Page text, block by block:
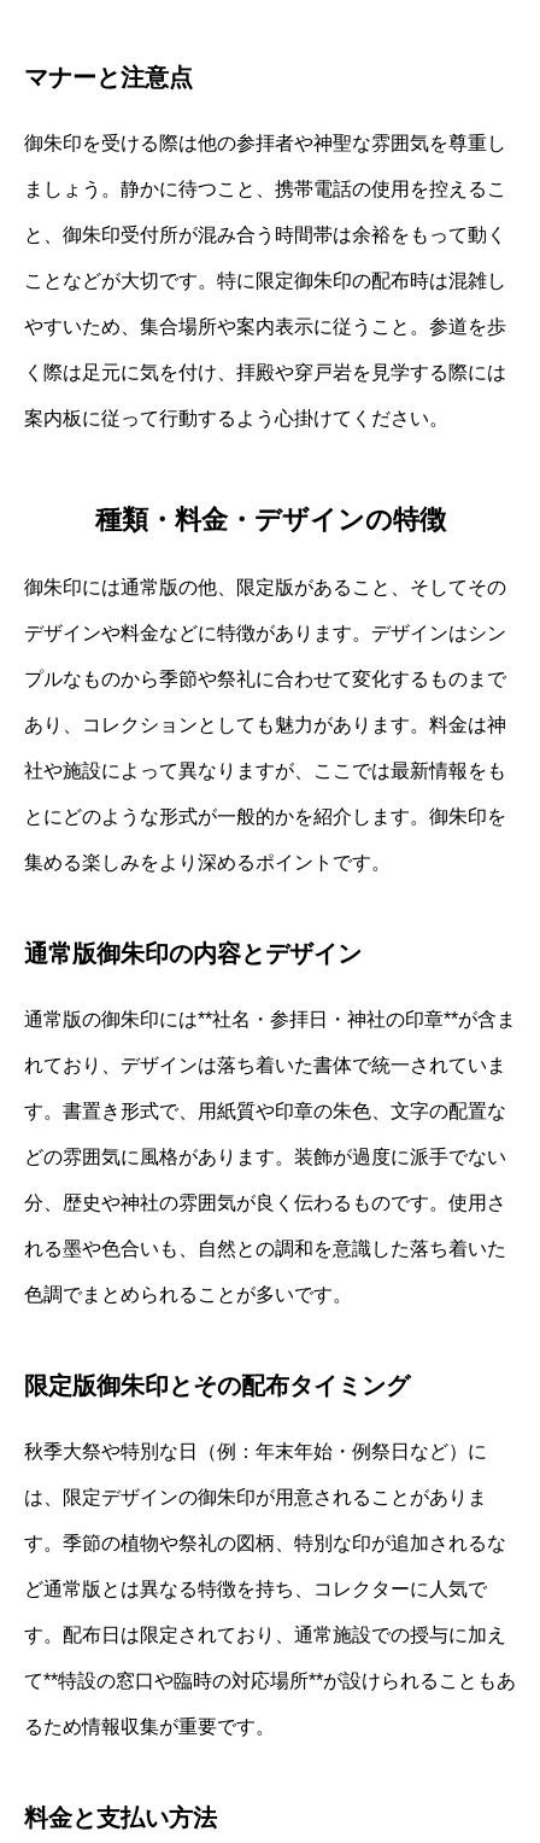
マナーと注意点
御朱印を受ける際は他の参拝者や神聖な雰囲気を尊重し
ましょう。静かに待つこと、携帯電話の使用を控えるこ
と、御朱印受付所が混み合う時間帯は余裕をもって動く
ことなどが大切です。特に限定御朱印の配布時は混雑し
やすいため、集合場所や案内表示に従うこと。参道を歩
く際は足元に気を付け、拝殿や穿戸岩を見学する際には
案内板に従って行動するよう心掛けてください。
種類・料金・デザインの特徴
御朱印には通常版の他、限定版があること、そしてその
デザインや料金などに特徴があります。デザインはシン
プルなものから季節や祭礼に合わせて変化するものまで
あり、コレクションとしても魅力があります。料金は神
社や施設によって異なりますが、ここでは最新情報をも
とにどのような形式が一般的かを紹介します。御朱印を
集める楽しみをより深めるポイントです。
通常版御朱印の内容とデザイン
通常版の御朱印には**社名・参拝日・神社の印章**が含ま
れており、デザインは落ち着いた書体で統一されていま
す。書置き形式で、用紙質や印章の朱色、文字の配置な
どの雰囲気に風格があります。装飾が過度に派手でない
分、歴史や神社の雰囲気が良く伝わるものです。使用さ
れる墨や色合いも、自然との調和を意識した落ち着いた
色調でまとめられることが多いです。
限定版御朱印とその配布タイミング
秋季大祭や特別な日（例：年末年始・例祭日など）に
は、限定デザインの御朱印が用意されることがありま
す。季節の植物や祭礼の図柄、特別な印が追加されるな
ど通常版とは異なる特徴を持ち、コレクターに人気で
す。配布日は限定されており、通常施設での授与に加え
て**特設の窓口や臨時の対応場所**が設けられることもあ
るため情報収集が重要です。
料金と支払い方法